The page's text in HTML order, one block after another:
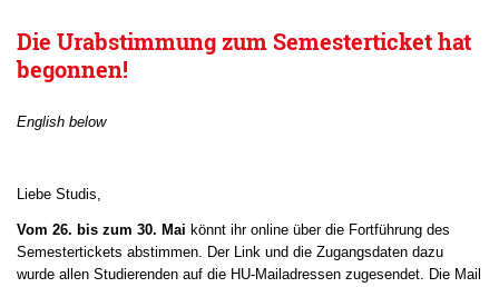
Die Urabstimmung zum Semesterticket hat
begonnen!
English below
Liebe Studis,
Vom 26. bis zum 30. Mai könnt ihr online über die Fortführung des
Semestertickets abstimmen. Der Link und die Zugangsdaten dazu
wurde allen Studierenden auf die HU-Mailadressen zugesendet. Die Mail